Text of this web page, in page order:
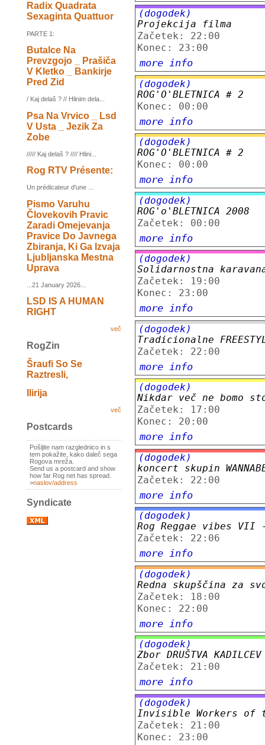
Radix Quadrata
Sexaginta Quattuor
PARTE 1:
Butalce Na
Prevzgojo _ Prašiča
V Kletko _ Bankirje
Pred Zid
/ Kaj delaš ? // Hlinim dela...
Psa Na Vrvico _ Lsd
V Usta _ Jezik Za
Zobe
///// Kaj delaš ? //// Hlini...
Rog RTV Présente:
Un prédicateur d'une ...
Pismo Varuhu
Človekovih Pravic
Zaradi Omejevanja
Pravice Do Javnega
Zbiranja, Ki Ga Izvaja
Ljubljanska Mestna
Uprava
...21 January 2026...
LSD IS A HUMAN
RIGHT
več
RogZin
Šraufi So Se
Raztresli,
Ilirija
več
Postcards
Pošljite nam razglednico in s
tem pokažite, kako daleč sega
Rogova mreža.
Send us a postcard and show
how far Rog net has spread.
>naslov/address
Syndicate
(dogodek)
Projekcija filma
Začetek: 22:00
Konec: 23:00
more info
(dogodek)
ROG'O'BLETNICA # 2
Konec: 00:00
more info
(dogodek)
ROG'O'BLETNICA # 2
Konec: 00:00
more info
(dogodek)
ROG'o'BLETNICA 2008
Začetek: 00:00
more info
(dogodek)
Solidarnostna
Začetek: 19:00
Konec: 23:00
more info
(dogodek)
Tradicionalne
Začetek: 22:00
more info
(dogodek)
Nikdar več ne bomo
Začetek: 17:00
Konec: 20:00
more info
(dogodek)
koncert skupin
Začetek: 22:00
more info
(dogodek)
Rog Reggae vibes VII -
Začetek: 22:06
more info
(dogodek)
Redna skupščina za
Začetek: 18:00
Konec: 22:00
more info
(dogodek)
Zbor DRUŠTVA
Začetek: 21:00
more info
(dogodek)
Invisible Workers of
Začetek: 21:00
Konec: 23:00